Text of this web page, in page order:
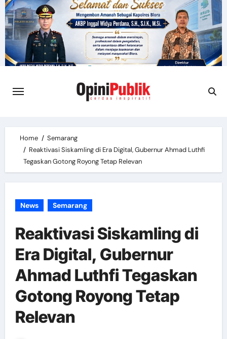
Skip
to
content
Home
Semarang
Reaktivasi Siskamling di Era Digital, Gubernur Ahmad Luthfi
Tegaskan Gotong Royong Tetap Relevan
News Semarang
Reaktivasi Siskamling di
Era Digital, Gubernur
Ahmad Luthfi Tegaskan
Gotong Royong Tetap
Relevan